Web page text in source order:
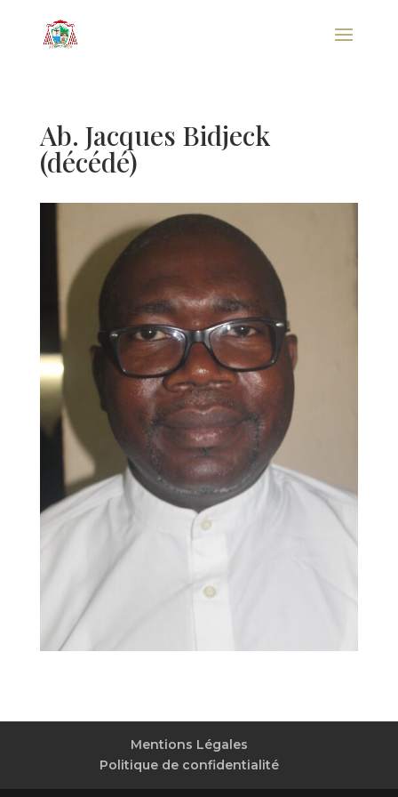
Ab. Jacques Bidjeck
(décédé)
Mentions Légales
Politique de confidentialité